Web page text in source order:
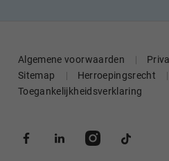
Algemene voorwaarden
Sitemap
Herroepingsrecht
Toegankelijkheidsverklaring